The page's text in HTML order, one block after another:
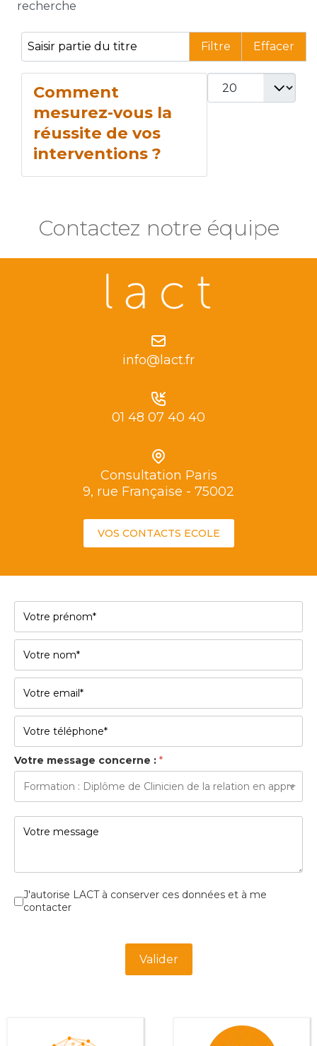
recherche
Saisir partie du titre
Filtre Effacer
Afficher #
Comment
mesurez-vous la
réussite de vos
interventions ?
Contactez notre équipe
info@lact.fr
01 48 07 40 40
Consultation Paris
9, rue Française - 75002
VOS CONTACTS ECOLE
Votre message concerne : *
Cases à cocher*
J'autorise LACT à conserver ces données et à me
contacter
Valider